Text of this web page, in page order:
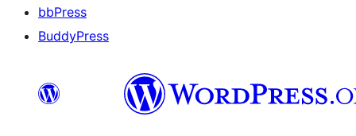
bbPress
BuddyPress